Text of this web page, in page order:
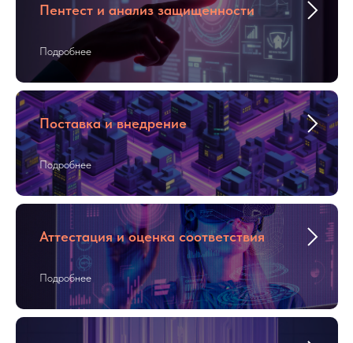
Пентест и анализ защищенности
Подробнее
Поставка и внедрение
Подробнее
Аттестация и оценка соответствия
Подробнее